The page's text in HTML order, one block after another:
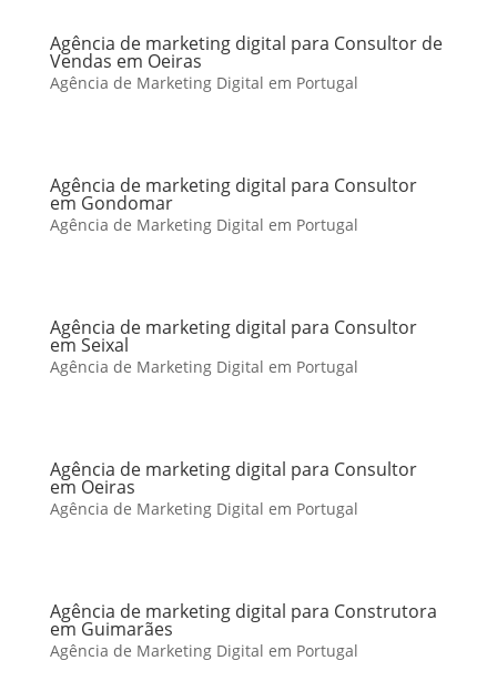
Agência de marketing digital para Consultor de
Vendas em Oeiras
Agência de Marketing Digital em Portugal
Agência de marketing digital para Consultor
em Gondomar
Agência de Marketing Digital em Portugal
Agência de marketing digital para Consultor
em Seixal
Agência de Marketing Digital em Portugal
Agência de marketing digital para Consultor
em Oeiras
Agência de Marketing Digital em Portugal
Agência de marketing digital para Construtora
em Guimarães
Agência de Marketing Digital em Portugal